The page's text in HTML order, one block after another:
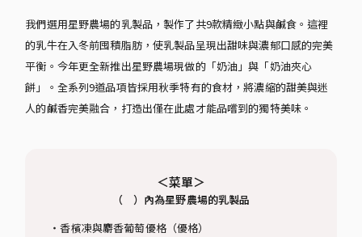
我們選用星野農場的乳製品，製作了共9款精緻小點與鹹食。這裡
的乳牛在入冬前囤積脂肪，使乳製品呈現出甜味與濃郁口感的完美
平衡。今年更全新推出星野農場現做的「奶油」與「奶油夾心
餅」。全系列9道品項皆採用秋季特有的食材，將濃縮的甜美與迷
人的鹹香完美融合，打造出僅在此處才能品嚐到的獨特美味。
＜菜單＞
（ ）內為星野農場的乳製品
・香檳凍與麝香葡萄優格（優格）